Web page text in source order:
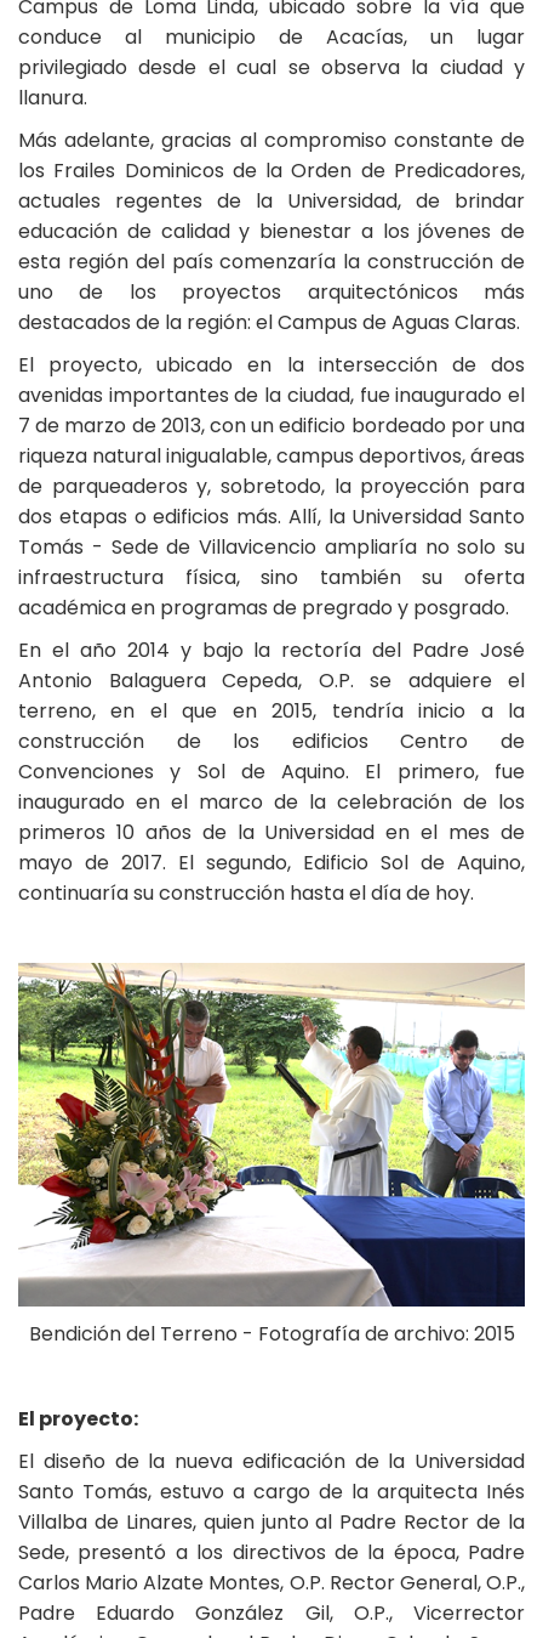
Campus de Loma Linda, ubicado sobre la vía que
conduce al municipio de Acacías, un lugar
privilegiado desde el cual se observa la ciudad y
llanura.
Más adelante, gracias al compromiso constante de
los Frailes Dominicos de la Orden de Predicadores,
actuales regentes de la Universidad, de brindar
educación de calidad y bienestar a los jóvenes de
esta región del país comenzaría la construcción de
uno de los proyectos arquitectónicos más
destacados de la región: el Campus de Aguas Claras.
El proyecto, ubicado en la intersección de dos
avenidas importantes de la ciudad, fue inaugurado el
7 de marzo de 2013, con un edificio bordeado por una
riqueza natural inigualable, campus deportivos, áreas
de parqueaderos y, sobretodo, la proyección para
dos etapas o edificios más. Allí, la Universidad Santo
Tomás - Sede de Villavicencio ampliaría no solo su
infraestructura física, sino también su oferta
académica en programas de pregrado y posgrado.
En el año 2014 y bajo la rectoría del Padre José
Antonio Balaguera Cepeda, O.P. se adquiere el
terreno, en el que en 2015, tendría inicio a la
construcción de los edificios Centro de
Convenciones y Sol de Aquino. El primero, fue
inaugurado en el marco de la celebración de los
primeros 10 años de la Universidad en el mes de
mayo de 2017. El segundo, Edificio Sol de Aquino,
continuaría su construcción hasta el día de hoy.
Bendición del Terreno - Fotografía de archivo: 2015
El proyecto:
El diseño de la nueva edificación de la Universidad
Santo Tomás, estuvo a cargo de la arquitecta Inés
Villalba de Linares, quien junto al Padre Rector de la
Sede, presentó a los directivos de la época, Padre
Carlos Mario Alzate Montes, O.P. Rector General, O.P.,
Padre Eduardo González Gil, O.P., Vicerrector